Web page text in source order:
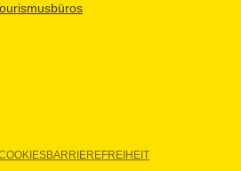
BARRIEREFREIHEIT